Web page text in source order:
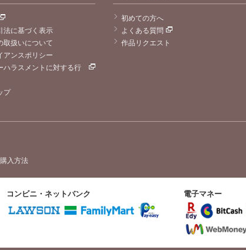
法に基づく表示
取扱いについて
アンスポリシー
ハラスメントに対する行
プ
初めての方へ
よくある質問
作品リクエスト
入方法
コンビニ・ネットバンク 電子マネー